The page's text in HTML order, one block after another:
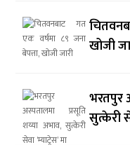
खोजी
भरतपुर
सुत्केरी